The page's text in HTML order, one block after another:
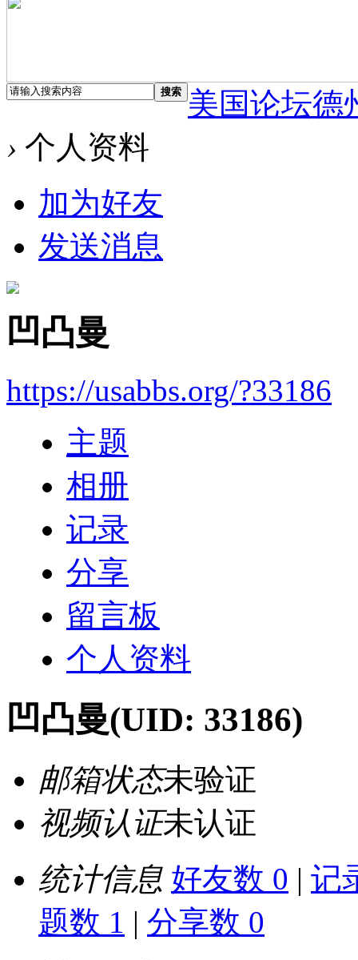
搜索
美国论坛德
› 个人资料
加为好友
发送消息
凹凸曼
https://usabbs.org/?33186
主题
相册
记录
分享
留言板
个人资料
凹凸曼(UID: 33186)
邮箱状态未验证
视频认证未认证
统计信息 好友数 0 | 记
题数 1 | 分享数 0